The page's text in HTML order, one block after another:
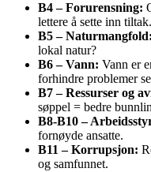
B4 – Forurensning:
lettere å sette inn tiltak.
B5 – Naturmangfold:
lokal natur?
B6 – Vann: Vann er
forhindre problemer
B7 – Ressurser og
søppel = bedre
B8-B10 –
fornøyde ansatte.
B11 – Korrupsjon:
og samfunnet.